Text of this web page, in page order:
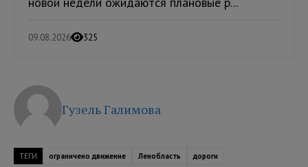
09.08.2026 325
Гузель Галимова
ТЕГИ ограничено движение Ленобласть дороги